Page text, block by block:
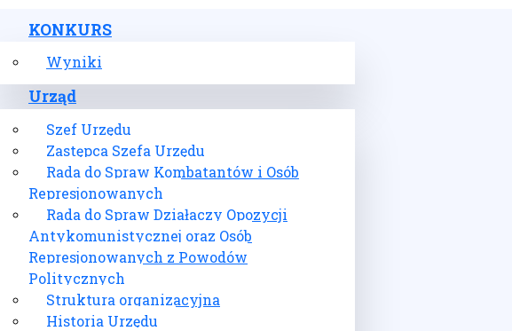
KONKURS
Wyniki
Urząd
Szef Urzędu
Zastępca Szefa Urzędu
Rada do Spraw Kombatantów i Osób
Represjonowanych
Rada do Spraw Działaczy Opozycji
Antykomunistycznej oraz Osób
Represjonowanych z Powodów
Politycznych
Struktura organizacyjna
Historia Urzędu